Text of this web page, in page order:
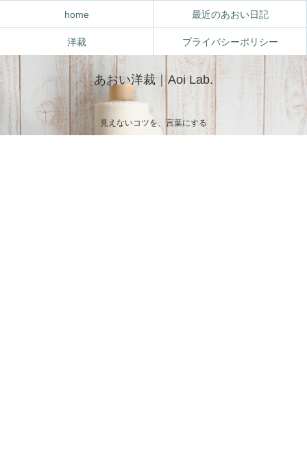
あおい洋裁｜Aoi Lab.
見えないコツを、言葉にする
home 最近のあおい日記
洋裁 プライバシーポリシー